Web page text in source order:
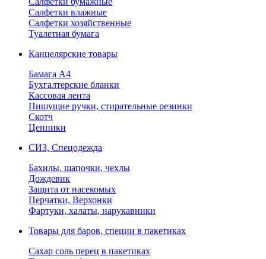
Салфетки влажные
Салфетки хозяйственные
Туалетная бумага
Канцелярские товары
Бамага А4
Бухгалтерские бланки
Кассовая лента
Пишущие ручки, стирательные резинки
Скотч
Ценники
СИЗ, Спецодежда
Бахилы, шапочки, чехлы
Дождевик
Защита от насекомых
Перчатки, Верхонки
Фартуки, халаты, нарукавники
Товары для баров, специи в пакетиках
Сахар соль перец в пакетиках